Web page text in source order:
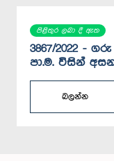
පිළිතුර ලබා දී ඇත
3867/2022 -
පා.ම. විසින්
බලන්න